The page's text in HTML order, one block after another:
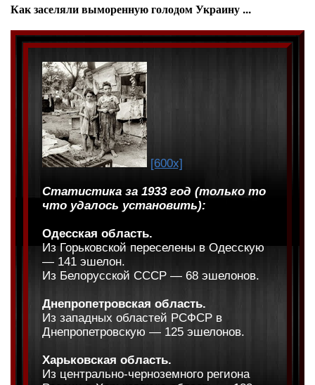
Как заселяли выморенную голодом Украину ...
[600x]
Статистика за 1933 год (только то
что удалось установить):
Одесская область.
Из Горьковской переселены в Одесскую
— 141 эшелон.
Из Белорусской СССР — 68 эшелонов.
Днепропетровская область.
Из западных областей РСФСР в
Днепропетровскую — 125 эшелонов.
Харьковская область.
Из центрально-черноземного региона